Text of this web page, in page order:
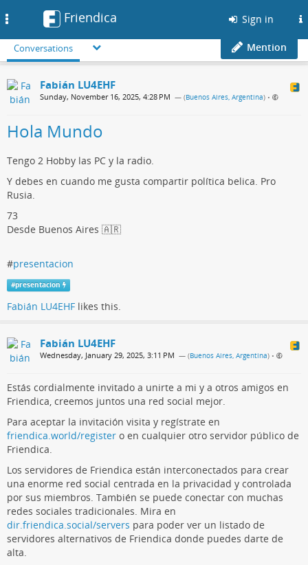
Friendica Sign in
Conversations Mention
Fabián LU4EHF
Sunday, November 16, 2025, 4:28 PM — (Buenos Aires, Argentina) •
Hola Mundo
Tengo 2 Hobby las PC y la radio.
Y debes en cuando me gusta compartir política belica. Pro
Rusia.
73
Desde Buenos Aires 🇦🇷
#presentacion
#presentacion
Fabián LU4EHF likes this.
Fabián LU4EHF
Wednesday, January 29, 2025, 3:11 PM — (Buenos Aires, Argentina) •
Estás cordialmente invitado a unirte a mi y a otros amigos en
Friendica, creemos juntos una red social mejor.
Para aceptar la invitación visita y regístrate en
friendica.world/register o en cualquier otro servidor público de
Friendica.
Los servidores de Friendica están interconectados para crear
una enorme red social centrada en la privacidad y controlada
por sus miembros. También se puede conectar con muchas
redes sociales tradicionales. Mira en
dir.friendica.social/servers para poder ver un listado de
servidores alternativos de Friendica donde puedes darte de
alta.